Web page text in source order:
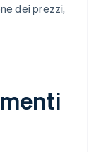
dei prezzi,